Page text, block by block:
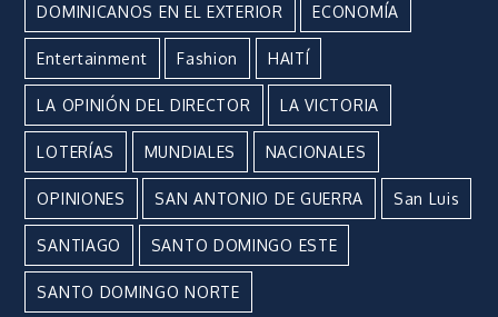
DOMINICANOS EN EL EXTERIOR ECONOMÍA
Entertainment Fashion HAITÍ
LA OPINIÓN DEL DIRECTOR LA VICTORIA
LOTERÍAS MUNDIALES NACIONALES
OPINIONES SAN ANTONIO DE GUERRA San Luis
SANTIAGO SANTO DOMINGO ESTE
SANTO DOMINGO NORTE